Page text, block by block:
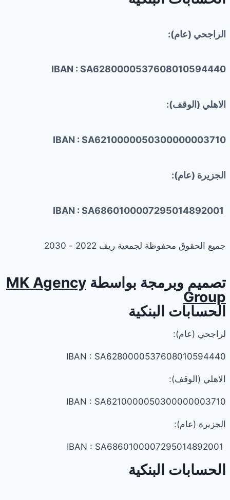
الراجحي (عام):
IBAN : SA6280000537608010594440
الاهلي (الوقف):
IBAN : SA6210000050300000003710
الجزيرة (عام):
جميع الحقوق محفوظة لجمعية ريف 2022 - 2030
تصميم وبرمجة بواسطة MK Agency
Group
الحسابات البنكية
لراجحي (عام):
IBAN : SA6280000537608010594440
الاهلي (الوقف):
IBAN : SA6210000050300000003710
الجزيرة (عام):
الحسابات البنكية